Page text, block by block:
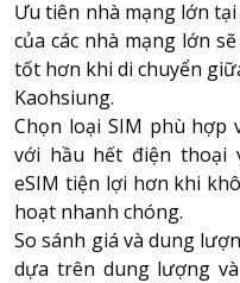
Ưu tiên nhà mạng lớn
của các nhà mạng lớn
tốt hơn khi di chuyển
Kaohsiung.
Chọn loại SIM phù hợp
với hầu hết điện thoại
eSIM tiện lợi hơn khi
hoạt nhanh chóng.
So sánh giá và dung
dựa trên dung lượng